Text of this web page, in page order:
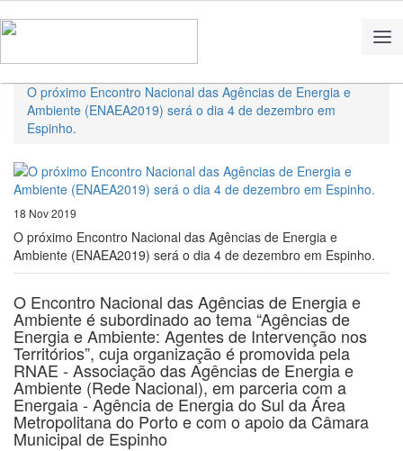
O próximo Encontro Nacional das Agências de Energia e
Ambiente (ENAEA2019) será o dia 4 de dezembro em
Espinho.
18 Nov 2019
O próximo Encontro Nacional das Agências de Energia e
Ambiente (ENAEA2019) será o dia 4 de dezembro em Espinho.
O Encontro Nacional das Agências de Energia e
Ambiente é subordinado ao tema “Agências de
Energia e Ambiente: Agentes de Intervenção nos
Territórios”, cuja organização é promovida pela
RNAE - Associação das Agências de Energia e
Ambiente (Rede Nacional), em parceria com a
Energaia - Agência de Energia do Sul da Área
Metropolitana do Porto e com o apoio da Câmara
Municipal de Espinho